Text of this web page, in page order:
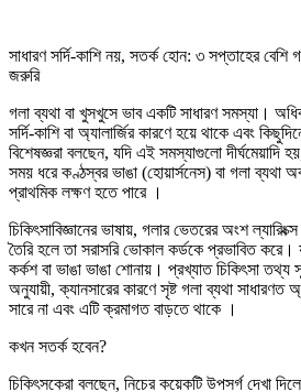
সাধারণ সর্দি-কাশি নয়, সতর্ক হোন: ৩ সপ্তাহের বেশি
জরুরি
গলা ব্যথা বা খুসখুসে ভাব একটি সাধারণ সমস্যা।
সর্দি-কাশি বা অ্যালার্জির কারণে হয়ে থাকে এবং
বিশেষজ্ঞরা বলছেন, যদি এই সমস্যাগুলো দীর্ঘমেয়াদি
সময় ধরে কণ্ঠস্বর ভাঙা (হোয়ার্সনেস) বা গলা ব্যথা
প্রাথমিক লক্ষণ হতে পারে ।
চিকিৎসাবিজ্ঞানের ভাষায়, গলার ভেতরের অংশ
তৈরি হলে তা সরাসরি ভোকাল কর্ডকে প্রভাবিত করে।
কর্কশ বা ভাঙা ভাঙা শোনায়। প্রখ্যাত চিকিৎসা
অনুযায়ী, ক্যানসারের কারণে সৃষ্ট গলা ব্যথা সাধারণত
সারে না এবং এটি ক্রমাগত বাড়তে থাকে ।
কখন সতর্ক হবেন?
চিকিৎসকেরা বলছেন, নিচের কয়েকটি উপসর্গ দেখা